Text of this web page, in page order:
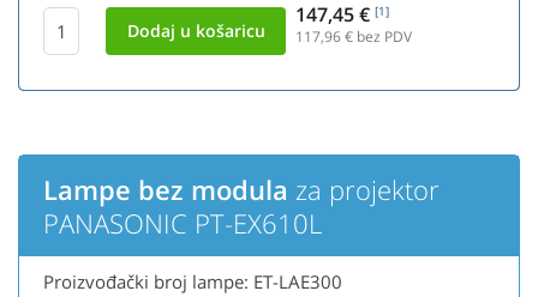
147,45 € [1]
117,96€ bez PDV
Lampe bez modula za projektor
PANASONIC PT-EX610L
Proizvođački broj lampe: ET-LAE300